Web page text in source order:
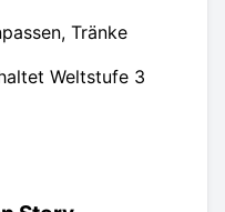
Tränke
Weltstufe 3